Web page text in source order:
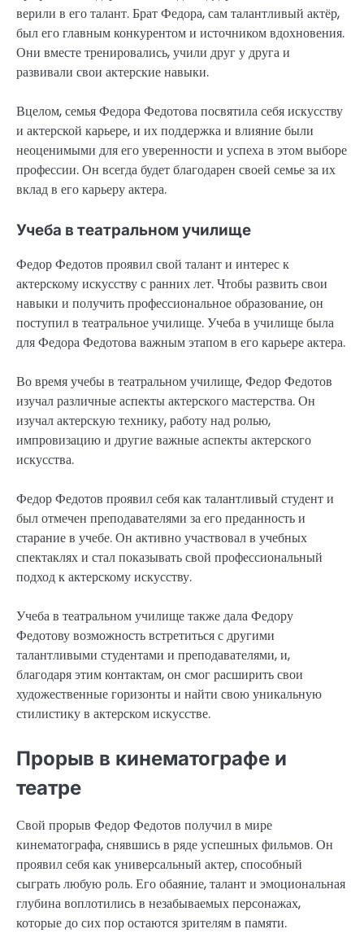
верили в его талант. Брат Федора, сам талантливый актёр,
был его главным конкурентом и источником вдохновения.
Они вместе тренировались, учили друг у друга и
развивали свои актерские навыки.
Вцелом, семья Федора Федотова посвятила себя искусству
и актерской карьере, и их поддержка и влияние были
неоценимыми для его уверенности и успеха в этом выборе
профессии. Он всегда будет благодарен своей семье за их
вклад в его карьеру актера.
Учеба в театральном училище
Федор Федотов проявил свой талант и интерес к
актерскому искусству с ранних лет. Чтобы развить свои
навыки и получить профессиональное образование, он
поступил в театральное училище. Учеба в училище была
для Федора Федотова важным этапом в его карьере актера.
Во время учебы в театральном училище, Федор Федотов
изучал различные аспекты актерского мастерства. Он
изучал актерскую технику, работу над ролью,
импровизацию и другие важные аспекты актерского
искусства.
Федор Федотов проявил себя как талантливый студент и
был отмечен преподавателями за его преданность и
старание в учебе. Он активно участвовал в учебных
спектаклях и стал показывать свой профессиональный
подход к актерскому искусству.
Учеба в театральном училище также дала Федору
Федотову возможность встретиться с другими
талантливыми студентами и преподавателями, и,
благодаря этим контактам, он смог расширить свои
художественные горизонты и найти свою уникальную
стилистику в актерском искусстве.
Прорыв в кинематографе и
театре
Свой прорыв Федор Федотов получил в мире
кинематографа, снявшись в ряде успешных фильмов. Он
проявил себя как универсальный актер, способный
сыграть любую роль. Его обаяние, талант и эмоциональная
глубина воплотились в незабываемых персонажах,
которые до сих пор остаются зрителям в памяти.